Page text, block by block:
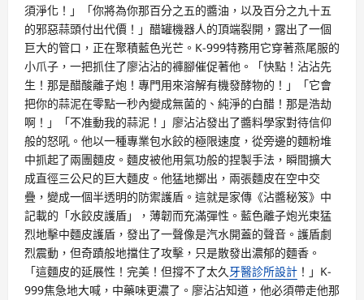
須淨化！」「你將為你那百分之五的醬油，以及百分之九十五
的邪惡蒜頭付出代價！」醋罐機器人的頂端裂開，露出了一個
巨大的管口，正在聚積藍色光芒。K-999特務用它穿著燕尾服的
小爪子，一把抓住了廖沾沾的褲腳催促著他。「快點！沾沾先
生！那是醋酸離子炮！專門用來溶解有機發酵物的！」「它會
把你的蒜泥在零點一秒內變成無菌的、純淨的白醋！那是浩劫
啊！」「不准動我的蒜泥！」廖沾沾發出了醬料學家對待信仰
般的怒吼。他以一種專業包水餃的極限速度，從旁邊的麵粉堆
中抓起了兩團麵皮。麵皮被他用氣功般的捏製手法，瞬間擴大
成直徑三公尺的巨大麵皮。他猛地擲出，兩張麵皮在空中交
疊，變成一個半透明的防禦護盾。這就是家傳《沾醬秘笈》中
記載的「水餃皮護盾」，薄韌而充滿彈性。藍色離子炮光束猛
烈地擊中麵皮護盾，發出了一聲像是汽水開蓋的聲音。護盾劇
烈震動，但奇蹟般地擋住了攻擊，只是散發出濃郁的麵香。
「這麵皮的延展性！完美！但撐不了太久牙醫診所設計 ！」K-
999焦急地大喊，中藥味更濃了。廖沾沾知道，他必須帶走他那